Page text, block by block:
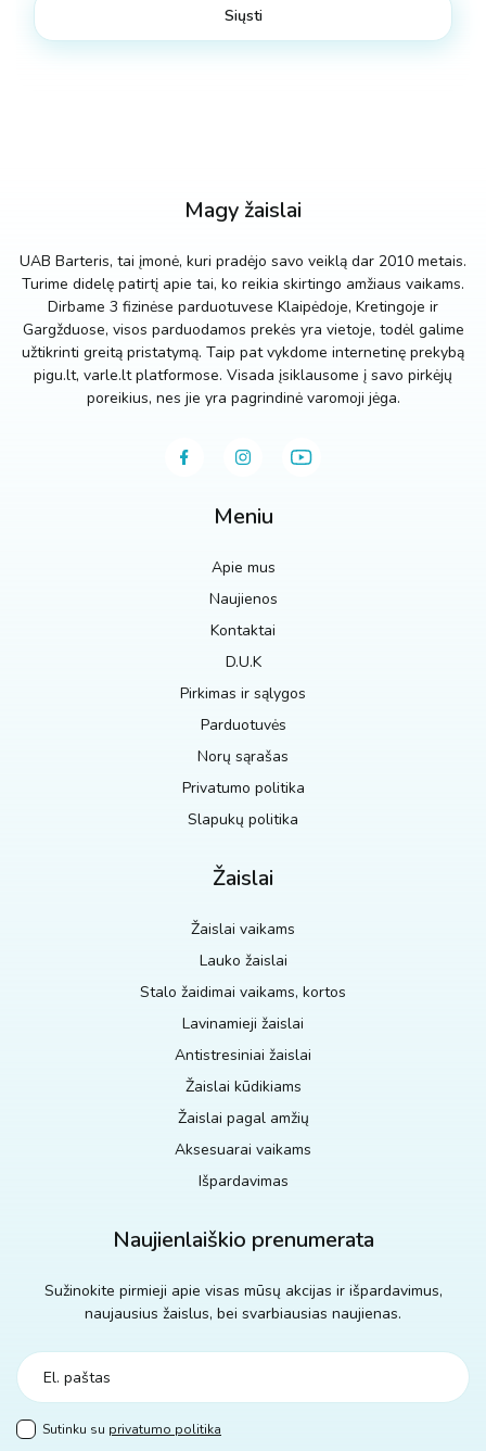
Magy žaislai
UAB Barteris, tai įmonė, kuri pradėjo savo veiklą dar 2010 metais.
Turime didelę patirtį apie tai, ko reikia skirtingo amžiaus vaikams.
Dirbame 3 fizinėse parduotuvese Klaipėdoje, Kretingoje ir
Gargžduose, visos parduodamos prekės yra vietoje, todėl galime
užtikrinti greitą pristatymą. Taip pat vykdome internetinę prekybą
pigu.lt, varle.lt platformose. Visada įsiklausome į savo pirkėjų
poreikius, nes jie yra pagrindinė varomoji jėga.
Meniu
Apie mus
Naujienos
Kontaktai
D.U.K
Pirkimas ir sąlygos
Parduotuvės
Norų sąrašas
Privatumo politika
Slapukų politika
Žaislai
Žaislai vaikams
Lauko žaislai
Stalo žaidimai vaikams, kortos
Lavinamieji žaislai
Antistresiniai žaislai
Žaislai kūdikiams
Žaislai pagal amžių
Aksesuarai vaikams
Išpardavimas
Naujienlaiškio prenumerata
Sužinokite pirmieji apie visas mūsų akcijas ir išpardavimus,
naujausius žaislus, bei svarbiausias naujienas.
Sutinku su privatumo politika